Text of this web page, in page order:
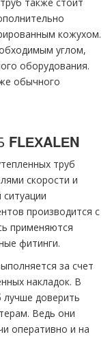
кожухом.
углом,
оборудования.
обычного
FLЕХALЕN
тpуб
скорости и
производится с
применяются
фитинги.
за счет
накладок. В
доверить
Ведь они
оперативно и на